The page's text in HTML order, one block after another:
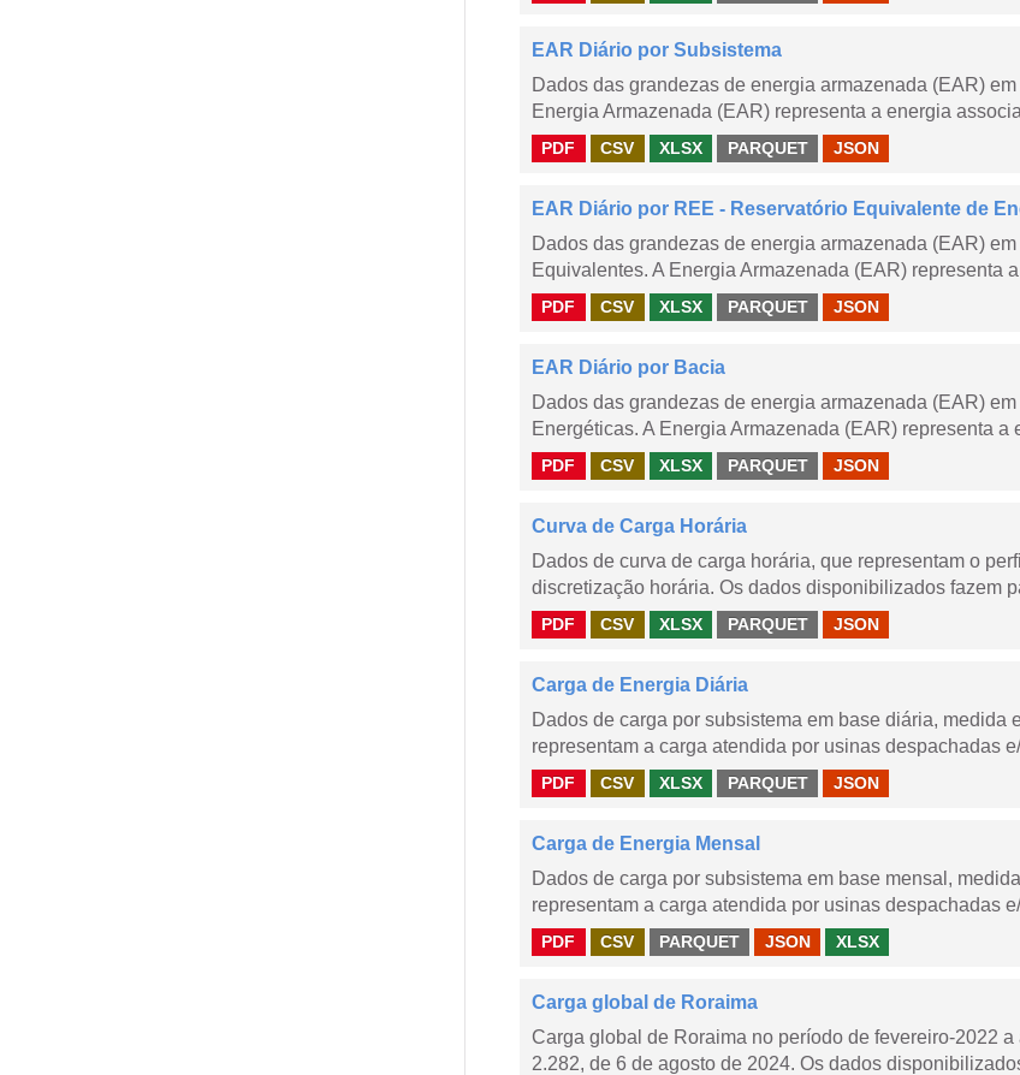
EAR Diário por Subsistema
Dados das grandezas de energia armazenada (EAR)
Energia Armazenada (EAR) representa a energia
PDF CSV XLSX PARQUET JSON
EAR Diário por REE - Reservatório Equivalente de
Dados das grandezas de energia armazenada (EAR)
Equivalentes. A Energia Armazenada (EAR) representa
PDF CSV XLSX PARQUET JSON
EAR Diário por Bacia
Dados das grandezas de energia armazenada (EAR)
Energéticas. A Energia Armazenada (EAR) representa
PDF CSV XLSX PARQUET JSON
Curva de Carga Horária
Dados de curva de carga horária, que representam o
discretização horária. Os dados disponibilizados fazem
PDF CSV XLSX PARQUET JSON
Carga de Energia Diária
Dados de carga por subsistema em base diária, medida
representam a carga atendida por usinas despachadas
PDF CSV XLSX PARQUET JSON
Carga de Energia Mensal
Dados de carga por subsistema em base mensal,
representam a carga atendida por usinas despachadas
PDF CSV PARQUET JSON XLSX
Carga global de Roraima
Carga global de Roraima no período de fevereiro-2022
2.282, de 6 de agosto de 2024. Os dados